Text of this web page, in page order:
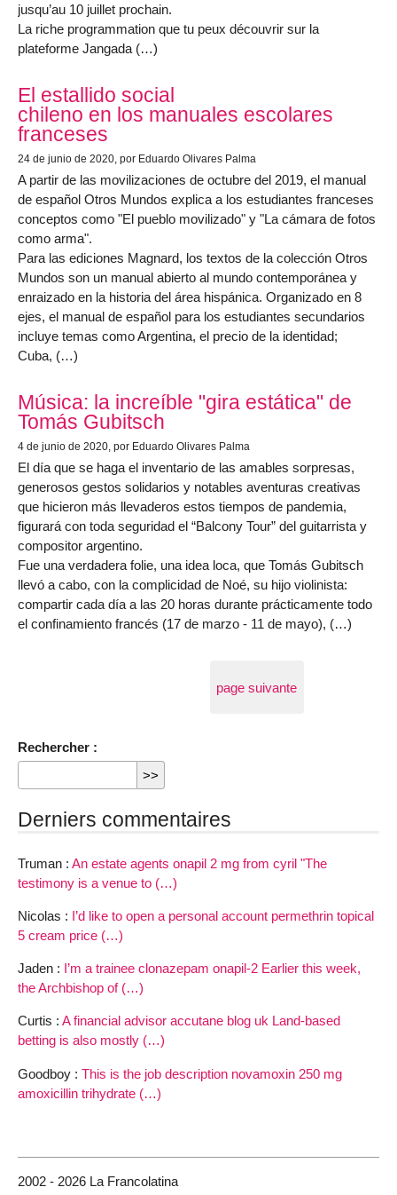
jusqu’au 10 juillet prochain.
La riche programmation que tu peux découvrir sur la
plateforme Jangada (…)
El estallido social
chileno en los manuales escolares
franceses
24 de junio de 2020 , por Eduardo Olivares Palma
A partir de las movilizaciones de octubre del 2019, el manual
de español Otros Mundos explica a los estudiantes franceses
conceptos como "El pueblo movilizado" y "La cámara de fotos
como arma".
Para las ediciones Magnard, los textos de la colección Otros
Mundos son un manual abierto al mundo contemporánea y
enraizado en la historia del área hispánica. Organizado en 8
ejes, el manual de español para los estudiantes secundarios
incluye temas como Argentina, el precio de la identidad;
Cuba, (…)
Música: la increíble "gira estática" de
Tomás Gubitsch
4 de junio de 2020 , por Eduardo Olivares Palma
El día que se haga el inventario de las amables sorpresas,
generosos gestos solidarios y notables aventuras creativas
que hicieron más llevaderos estos tiempos de pandemia,
figurará con toda seguridad el “Balcony Tour” del guitarrista y
compositor argentino.
Fue una verdadera folie, una idea loca, que Tomás Gubitsch
llevó a cabo, con la complicidad de Noé, su hijo violinista:
compartir cada día a las 20 horas durante prácticamente todo
el confinamiento francés (17 de marzo - 11 de mayo), (…)
page suivante
Rechercher :
Derniers commentaires
Truman : An estate agents onapil 2 mg from cyril "The
testimony is a venue to (…)
Nicolas : I’d like to open a personal account permethrin topical
5 cream price (…)
Jaden : I’m a trainee clonazepam onapil-2 Earlier this week,
the Archbishop of (…)
Curtis : A financial advisor accutane blog uk Land-based
betting is also mostly (…)
Goodboy : This is the job description novamoxin 250 mg
amoxicillin trihydrate (…)
2002 - 2026 La Francolatina